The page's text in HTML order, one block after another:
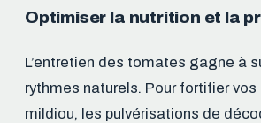
Optimiser la nutrition et la
L’entretien des tomates gagne à
rythmes naturels. Pour fortifier
mildiou, les pulvérisations de